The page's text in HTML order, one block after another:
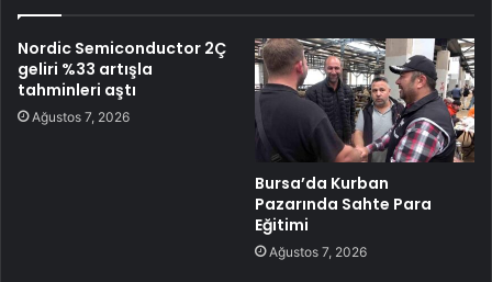
Nordic Semiconductor 2Ç
geliri %33 artışla
tahminleri aştı
Ağustos 7, 2026
Bursa’da Kurban
Pazarında Sahte Para
Eğitimi
Ağustos 7, 2026